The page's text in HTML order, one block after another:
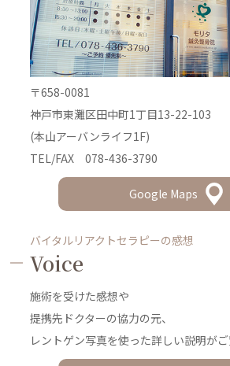
〒658-0081
神戸市東灘区田中町1丁目13-22-103
(本山アーバンライフ1F)
TEL/FAX 078-436-3790
Google Maps
バイタルリアクトセラピーの感想
Voice
施術を受けた感想や
提携先ドクターの協力の元、
レントゲン写真を使った詳しい説明がご